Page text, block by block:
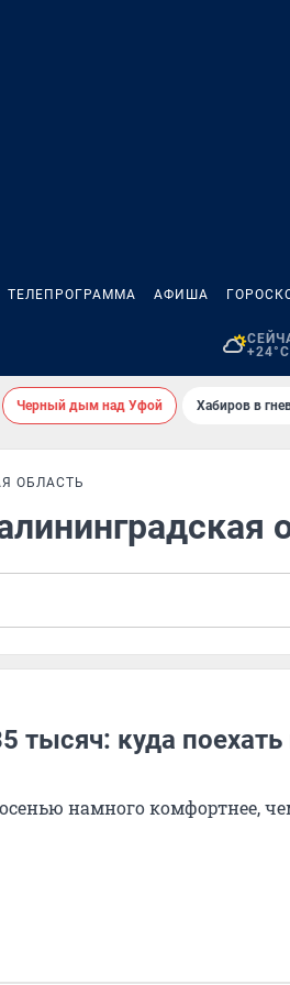
ТЕЛЕПРОГРАММА АФИША
+24°C
Черный дым над Уфой Хабиров в
ОБЛАСТЬ
тысяч: куда поехать
намного комфортнее,